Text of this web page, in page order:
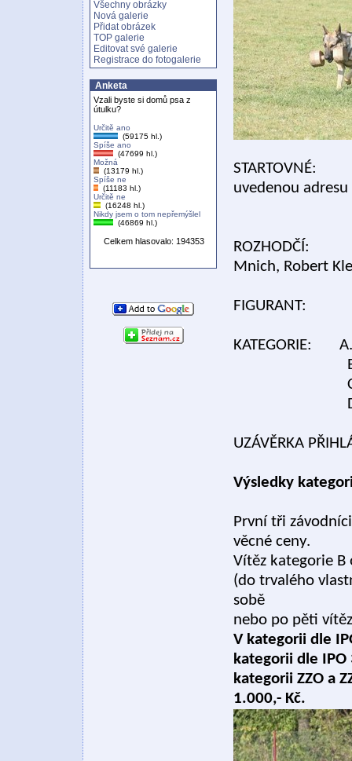
Všechny obrázky
Nová galerie
Přidat obrázek
TOP galerie
Editovat své galerie
Registrace do fotogalerie
Anketa
Vzali byste si domů psa z
útulku?
Určitě ano
(59175 hl.)
Spíše ano
(47699 hl.)
Možná
(13179 hl.)
Spíše ne
(11183 hl.)
Určitě ne
(16248 hl.)
Nikdy jsem o tom nepřemýšlel
(46869 hl.)
Celkem hlasovalo: 194353
STARTOVNÉ:
uvedenou
ROZHODČÍ:
Mnich, Robert
FIGURANT:
KATEGORIE:
B. stopa,
C.
D.
UZÁVĚRKA
Výsledky
První tři
věcné ceny.
Vítěz kategorie
(do trvalého
sobě
nebo po pěti
V kategorii dle
kategorii dle
kategorii ZZO a
1.000,- Kč.